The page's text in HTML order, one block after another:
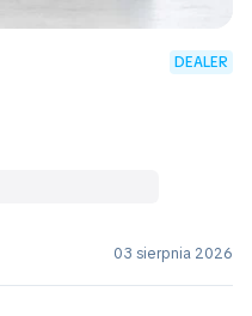
DEALER
03 sierpnia 2026